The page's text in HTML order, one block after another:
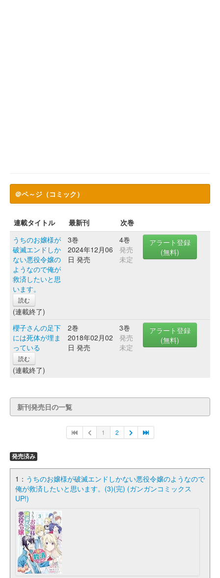
＠ペ～ジ（コミック）
連載タイトル 最新刊
次巻
うちのお嬢様が
破滅エンドしか
ない悪役令嬢の
ようなので俺が
救済したいと思
います。
読む
(連載終了)
3巻
2024年12月06
日 発売
4巻
発売
未定
アラート登録
(無料)
櫻子さんの足下
には死体が埋ま
っている
読む
(連載終了)
2巻
2018年02月02
日 発売
3巻
発売
未定
アラート登録
(無料)
新刊発売日の一覧
1 2
発売済み
1： うちのお嬢様が破滅エンドしかない悪役令嬢のようなので
俺が救済したいと思います。(3)(完) (ガンガンコミックス
UP!)